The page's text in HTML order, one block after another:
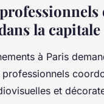
la capitale
à Paris
et